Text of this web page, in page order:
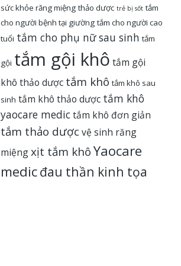
sức khỏe răng miệng thảo dược trẻ bị sốt tắm
cho người bệnh tại giường tắm cho người cao
tuổi tắm cho phụ nữ sau sinh tắm
gội tắm gội khô tắm gội
khô thảo dược tắm khô tắm khô sau
sinh tắm khô thảo dược tắm khô
yaocare medictắm khô đơn giản
tắm thảo dược vệ sinh răng
miệngxịt tắm khôYaocare
medicđau thần kinh tọa